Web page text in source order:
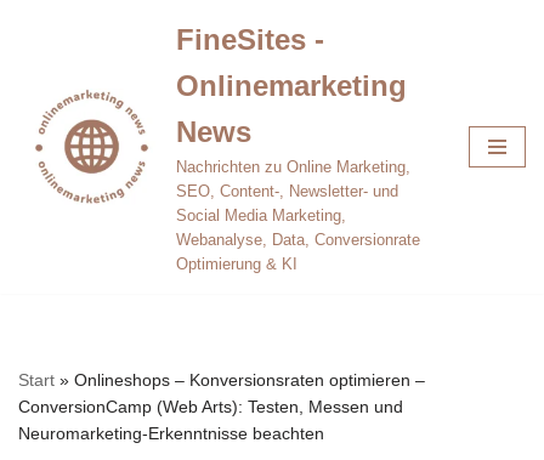
springen
FineSites -
Onlinemarketing
News
Nachrichten zu Online Marketing,
SEO, Content-, Newsletter- und
Social Media Marketing,
Webanalyse, Data, Conversionrate
Optimierung & KI
Start » Onlineshops – Konversionsraten optimieren –
ConversionCamp (Web Arts): Testen, Messen und
Neuromarketing-Erkenntnisse beachten